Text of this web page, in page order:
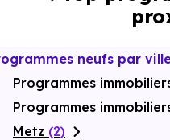
neufs par
Programmes
Programmes
Metz (2)